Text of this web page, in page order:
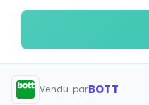
Vendu parBOTT